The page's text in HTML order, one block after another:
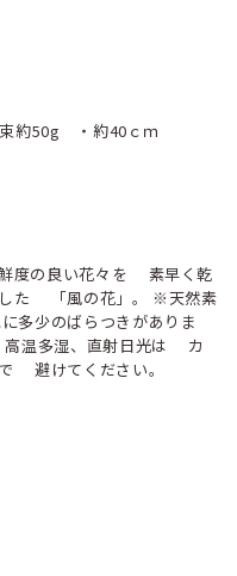
1束約50g ・約40ｃｍ
鮮度の良い花々を 素早く乾
した 「風の花」。 ※天然素
多少のばらつきがありま
温多湿、直射日光は カ
避けてください。